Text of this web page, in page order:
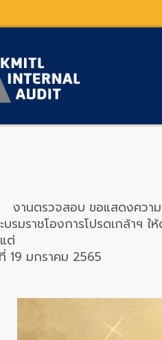
นตรวจสอบ ขอแสดงความยิ
บรมราชโองการโปรดเกล้าฯ
ต่
19 มกราคม 2565